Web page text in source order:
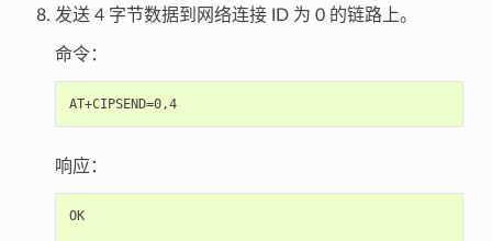
发送 4 字节数据到网络连接 ID 为 0 的链路上。
命令：
AT+CIPSEND=0,4
响应：
OK